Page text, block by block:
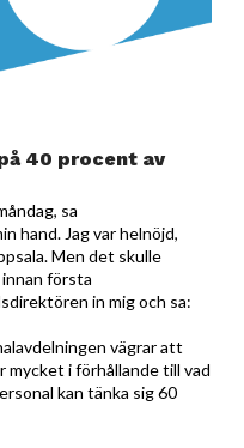
40 procent av
sa
hand. Jag var helnöjd,
Men det skulle
innan första
in mig och sa:
vägrar att
mycket i förhållande till vad
kan tänka sig 60